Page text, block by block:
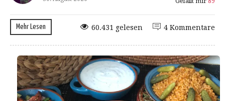
Mehr Lesen 4 Kommentare
60.431 gelesen